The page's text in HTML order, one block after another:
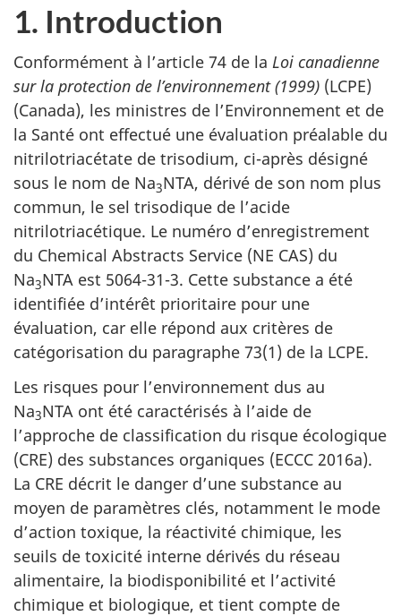
1. Introduction
Conformément à l’article 74 de la Loi canadienne
sur la protection de l’environnement (1999) (LCPE)
(Canada), les ministres de l’Environnement et de
la Santé ont effectué une évaluation préalable du
nitrilotriacétate de trisodium, ci-après désigné
sous le nom de Na3NTA, dérivé de son nom plus
commun, le sel trisodique de l’acide
nitrilotriacétique. Le numéro d’enregistrement
du Chemical Abstracts Service (NE CAS) du
Na3NTA est 5064-31-3. Cette substance a été
identifiée d’intérêt prioritaire pour une
évaluation, car elle répond aux critères de
catégorisation du paragraphe 73(1) de la LCPE.
Les risques pour l’environnement dus au
Na3NTA ont été caractérisés à l’aide de
l’approche de classification du risque écologique
(CRE) des substances organiques (ECCC 2016a).
La CRE décrit le danger d’une substance au
moyen de paramètres clés, notamment le mode
d’action toxique, la réactivité chimique, les
seuils de toxicité interne dérivés du réseau
alimentaire, la biodisponibilité et l’activité
chimique et biologique, et tient compte de